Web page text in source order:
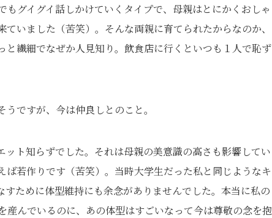
グイグイ話しかけていくタイプで、母親はとにかくおしゃ
いました（苦笑）。そんな両親に育てられたからなのか、
繊細でなぜか人見知り。飲食店に行くといつも１人で恥ず
ですが、今は仲良しとのこと。
ット知らずでした。それは母親の美意識の高さも影響してい
若作りです（苦笑）。当時大学生だった私と同じようなキ
ために体型維持にも余念がありませんでした。本当に私の
んでいるのに、あの体型はすごいなって今は尊敬の念を抱